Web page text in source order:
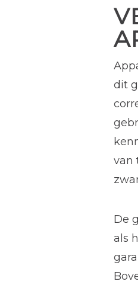
dit
van
De
als